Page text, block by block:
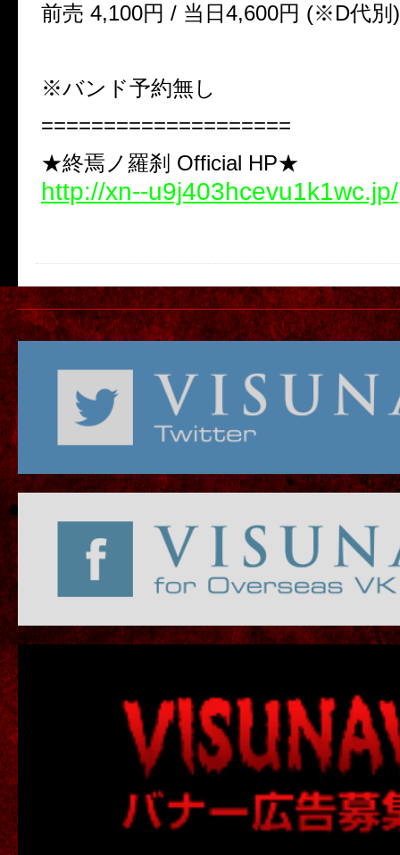
前売 4,100円 / 当日4,600円 (※D代別)
※バンド予約無し
====================
★終焉ノ羅刹 Official HP★
http://xn--u9j403hcevu1k1wc.jp/